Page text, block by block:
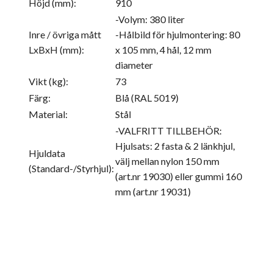
Höjd (mm):
910
Inre / övriga mått
LxBxH (mm):
-Volym: 380 liter
-Hålbild för hjulmontering: 80
x 105 mm, 4 hål, 12 mm
diameter
Vikt (kg):
73
Färg:
Blå (RAL 5019)
Material:
Stål
Hjuldata
(Standard-/Styrhjul):
-VALFRITT TILLBEHÖR:
Hjulsats: 2 fasta & 2 länkhjul,
välj mellan nylon 150 mm
(art.nr 19030) eller gummi 160
mm (art.nr 19031)